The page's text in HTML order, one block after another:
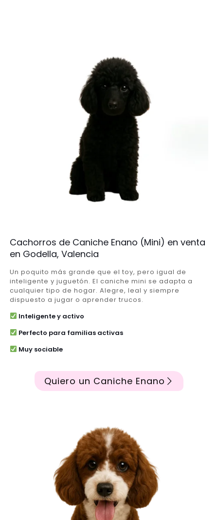
Cachorros de Caniche Enano (Mini) en venta
en Godella, Valencia
Un poquito más grande que el toy, pero igual de
inteligente y juguetón. El caniche mini se adapta a
cualquier tipo de hogar. Alegre, leal y siempre
dispuesto a jugar o aprender trucos.
Inteligente y activo
Perfecto para familias activas
Muy sociable
Quiero un Caniche Enano